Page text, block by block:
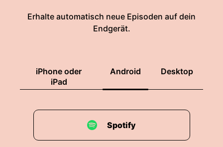
Erhalte automatisch neue Episoden auf dein
Endgerät.
iPhone oder
iPad
Android Desktop
Spotify